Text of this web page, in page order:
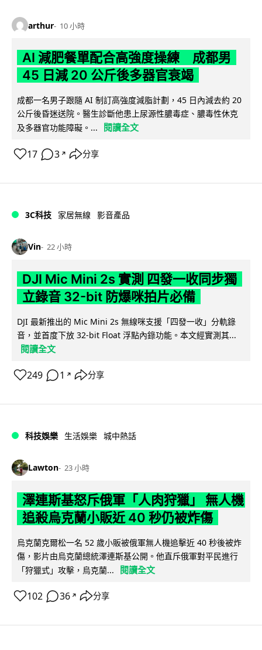
arthur 10 小時
AI 減肥餐單配合高強度操練 成都男
45 日減 20 公斤後多器官衰竭
成都一名男子跟隨 AI 制訂高強度減脂計劃，45 日內減去約 20
公斤後昏迷送院。醫生診斷他患上尿源性膿毒症、膿毒性休克
及多器官功能障礙。...
閱讀全文
17 3 ↗ 分享
3C科技 家居無線 影音產品
Vin 22 小時
DJI Mic Mini 2s 實測 四發一收同步獨
立錄音 32-bit 防爆咪拍片必備
DJI 最新推出的 Mic Mini 2s 無線咪支援「四發一收」分軌錄
音，並首度下放 32-bit Float 浮點內錄功能。本文經實測其...
閱讀全文
249 1 ↗ 分享
科技娛樂 生活娛樂 城中熱話
Lawton 23 小時
澤連斯基怒斥俄軍「人肉狩獵」 無人機
追殺烏克蘭小販近 40 秒仍被炸傷
烏克蘭克爾松一名 52 歲小販被俄軍無人機追擊近 40 秒後被炸
傷，影片由烏克蘭總統澤連斯基公開。他直斥俄軍對平民進行
「狩獵式」攻擊，烏克蘭...
閱讀全文
102 36 ↗ 分享